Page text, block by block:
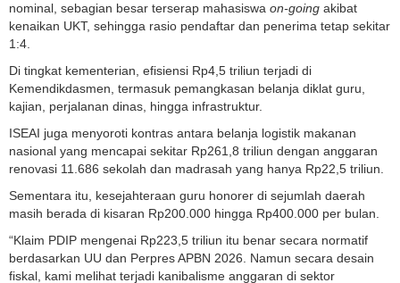
nominal, sebagian besar terserap mahasiswa on-going akibat
kenaikan UKT, sehingga rasio pendaftar dan penerima tetap sekitar
1:4.
Di tingkat kementerian, efisiensi Rp4,5 triliun terjadi di
Kemendikdasmen, termasuk pemangkasan belanja diklat guru,
kajian, perjalanan dinas, hingga infrastruktur.
ISEAI juga menyoroti kontras antara belanja logistik makanan
nasional yang mencapai sekitar Rp261,8 triliun dengan anggaran
renovasi 11.686 sekolah dan madrasah yang hanya Rp22,5 triliun.
Sementara itu, kesejahteraan guru honorer di sejumlah daerah
masih berada di kisaran Rp200.000 hingga Rp400.000 per bulan.
“Klaim PDIP mengenai Rp223,5 triliun itu benar secara normatif
berdasarkan UU dan Perpres APBN 2026. Namun secara desain
fiskal, kami melihat terjadi kanibalisme anggaran di sektor